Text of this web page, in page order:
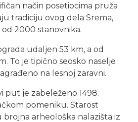
način posetiocima pruža
tradiciju ovog dela Srema,
2000 stanovnika.
udaljen 53 km, a od
To je tipično seosko naselje
na lesnoj zaravni.
put je zabeleženo 1498.
pomeniku. Starost
arheološka nalazišta iz